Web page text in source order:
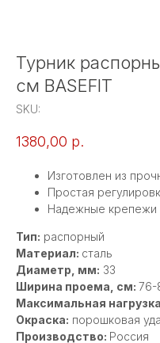
Турник
см BASEFIT
SKU:
1380,00 р.
Изготовлен из
Простая
Надежные крепежи
Тип: распорный
Материал: сталь
Диаметр, мм: 33
Ширина проема, см: 76-
Максимальная
Окраска: порошковая
Производство: Россия